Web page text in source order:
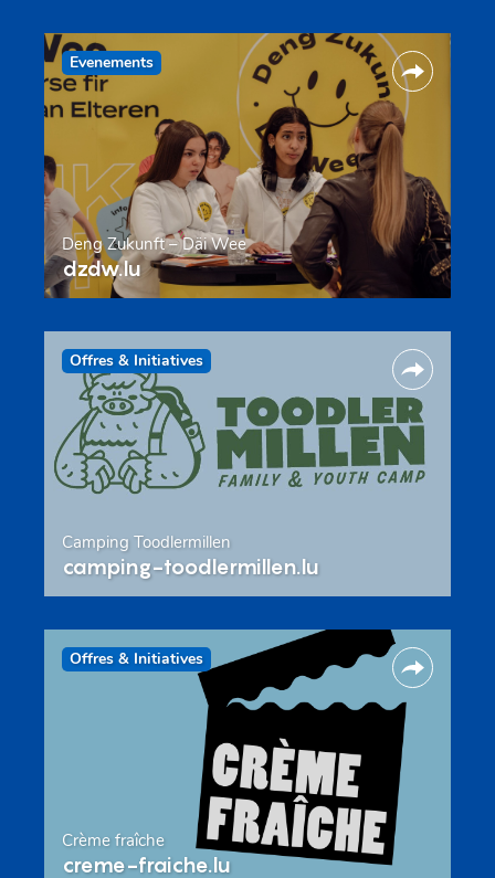
Evenements
Deng Zukunft – Däi Wee
dzdw.lu
Offres & Initiatives
Camping Toodlermillen
camping-toodlermillen.lu
Offres & Initiatives
Crème fraîche
creme-fraiche.lu